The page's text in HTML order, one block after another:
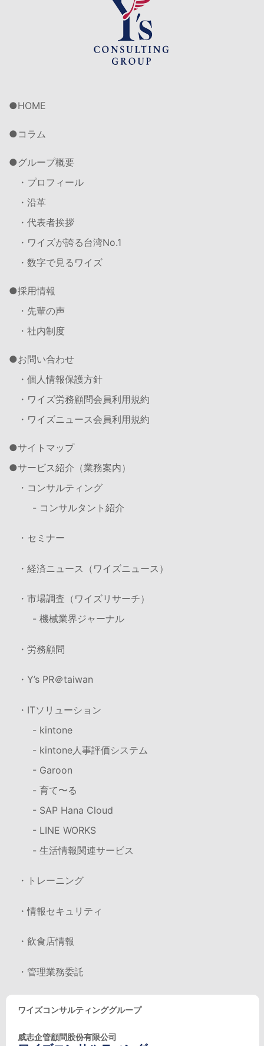
HOME
コラム
グループ概要
・プロフィール
・沿革
・代表者挨拶
・ワイズが誇る台湾No.1
・数字で見るワイズ
採用情報
・先輩の声
・社内制度
お問い合わせ
・個人情報保護方針
・ワイズ労務顧問会員利用規約
・ワイズニュース会員利用規約
サイトマップ
サービス紹介（業務案内）
・コンサルティング
- コンサルタント紹介
・セミナー
・経済ニュース（ワイズニュース）
・市場調査（ワイズリサーチ）
- 機械業界ジャーナル
・労務顧問
・Y’s PR＠taiwan
・ITソリューション
- kintone
- kintone人事評価システム
- Garoon
- 育て〜る
- SAP Hana Cloud
- LINE WORKS
- 生活情報関連サービス
・トレーニング
・情報セキュリティ
・飲食店情報
・管理業務委託
ワイズコンサルティンググループ
威志企管顧問股份有限公司